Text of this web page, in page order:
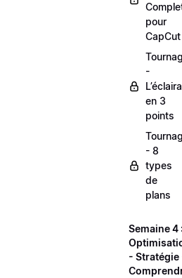
pour
CapCut
-
en 3
points
- 8
types
de
plans
Semaine 4
- Stratégie